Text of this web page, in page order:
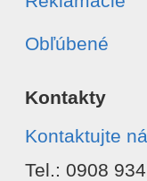
Obľúbené
Kontakty
Kontaktujte
Tel.: 0908